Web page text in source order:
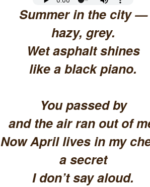
Summer in the city —
hazy, grey.
Wet asphalt shines
like a black piano.
You passed by
and the air ran out of
Now April lives in my
a secret
I don’t say aloud.